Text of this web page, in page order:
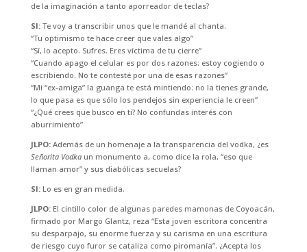
de la imaginación a tanto aporreador de teclas?
SI:Te voy a transcribir unos que le mandé al chanta:
“Tu optimismo te hace creer que vales algo”
“Sí, lo acepto. Sufres. Eres víctima de tu cierre”
“Cuando apago el celular es por dos razones: estoy cogiendo o
escribiendo. No te contesté por una de esas razones”
“Mi “ex-amiga” la guanga te está mintiendo: no la tienes grande,
lo que pasa es que sólo los pendejos sin experiencia le creen”
“¿Qué crees que busco en ti? No confundas interés con
aburrimiento”
JLPO:Además de un homenaje a la transparencia del vodka, ¿es
Señorita Vodkaun monumento a, como dice la rola, “eso que
llaman amor” y sus diabólicas secuelas?
SI:Lo es en gran medida.
JLPO:El cintillo color de algunas paredes mamonas de Coyoacán,
firmado por Margo Glantz, reza “Esta joven escritora concentra
su desparpajo, su enorme fuerza y su carisma en una escritura
de riesgo cuyo furor se cataliza como piromanía”. ¿Acepta los